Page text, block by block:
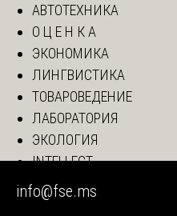
АВТОТЕХНИКА
О Ц Е Н К А
ЭКОНОМИКА
ЛИНГВИСТИКА
ТОВАРОВЕДЕНИЕ
ЛАБОРАТОРИЯ
ЭКОЛОГИЯ
INTELLECT
ЗООЗАЩИТА
LIBRARY
info@fse.ms